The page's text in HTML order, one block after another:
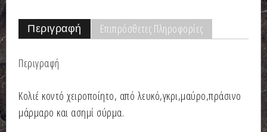
Περιγραφή Επιπρόσθετες Πληροφορίες
Περιγραφή
Κολιέ κοντό χειροποίητο, από λευκό,γκρι,μαύρο,πράσινο
μάρμαρο και ασημί σύρμα.